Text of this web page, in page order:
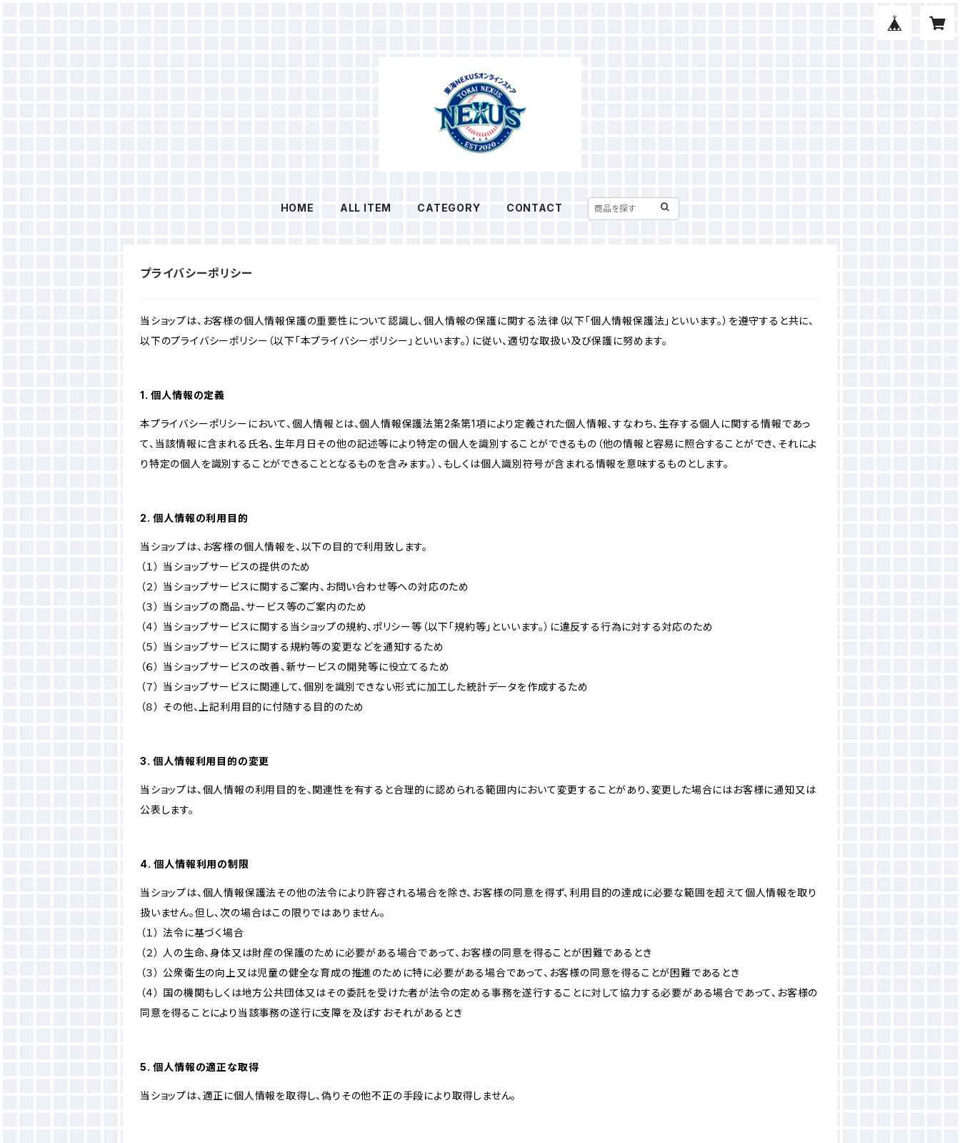
HOME ALL ITEM CATEGORY CONTACT
プライバシーポリシー
当ショップは、お客様の個人情報保護の重要性について認識し、個人情報の保護に関する法律（以下「個人情報保護法」といいます。）を遵守すると共に、
以下のプライバシーポリシー（以下「本プライバシーポリシー」といいます。）に従い、適切な取扱い及び保護に努めます。
1. 個人情報の定義
本プライバシーポリシーにおいて、個人情報とは、個人情報保護法第2条第1項により定義された個人情報、すなわち、生存する個人に関する情報であっ
て、当該情報に含まれる氏名、生年月日その他の記述等により特定の個人を識別することができるもの（他の情報と容易に照合することができ、それによ
り特定の個人を識別することができることとなるものを含みます。）、もしくは個人識別符号が含まれる情報を意味するものとします。
2. 個人情報の利用目的
当ショップは、お客様の個人情報を、以下の目的で利用致します。
（１） 当ショップサービスの提供のため
（２） 当ショップサービスに関するご案内、お問い合わせ等への対応のため
（３） 当ショップの商品、サービス等のご案内のため
（４） 当ショップサービスに関する当ショップの規約、ポリシー等（以下「規約等」といいます。）に違反する行為に対する対応のため
（５） 当ショップサービスに関する規約等の変更などを通知するため
（６） 当ショップサービスの改善、新サービスの開発等に役立てるため
（７） 当ショップサービスに関連して、個別を識別できない形式に加工した統計データを作成するため
（８） その他、上記利用目的に付随する目的のため
3. 個人情報利用目的の変更
当ショップは、個人情報の利用目的を、関連性を有すると合理的に認められる範囲内において変更することがあり、変更した場合にはお客様に通知又は
公表します。
4. 個人情報利用の制限
当ショップは、個人情報保護法その他の法令により許容される場合を除き、お客様の同意を得ず、利用目的の達成に必要な範囲を超えて個人情報を取り
扱いません。但し、次の場合はこの限りではありません。
（１） 法令に基づく場合
（２） 人の生命、身体又は財産の保護のために必要がある場合であって、お客様の同意を得ることが困難であるとき
（３） 公衆衛生の向上又は児童の健全な育成の推進のために特に必要がある場合であって、お客様の同意を得ることが困難であるとき
（４） 国の機関もしくは地方公共団体又はその委託を受けた者が法令の定める事務を遂行することに対して協力する必要がある場合であって、お客様の
同意を得ることにより当該事務の遂行に支障を及ぼすおそれがあるとき
5. 個人情報の適正な取得
当ショップは、適正に個人情報を取得し、偽りその他不正の手段により取得しません。